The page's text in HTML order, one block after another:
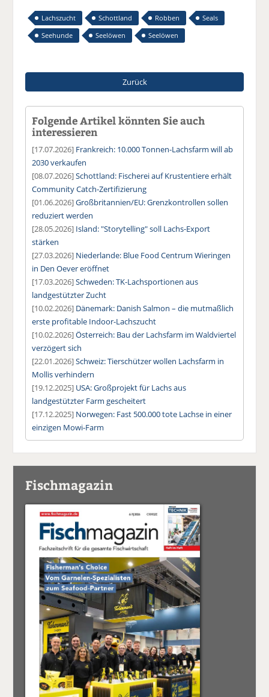
Lachszucht Schottland Robben
Seals
Seehunde
Seelöwen Seelöwen
Zurück
Folgende Artikel könnten Sie auch
interessieren
[17.07.2026] Frankreich: 10.000 Tonnen-Lachsfarm will ab
2030 verkaufen
[08.07.2026]Schottland: Fischerei auf Krustentiere erhält
Community Catch-Zertifizierung
[01.06.2026]Großbritannien/EU: Grenzkontrollen sollen
reduziert werden
[28.05.2026] Island: "Storytelling" soll Lachs-Export
stärken
[27.03.2026] Niederlande: Blue Food Centrum Wieringen
in Den Oever eröffnet
[17.03.2026]Schweden: TK-Lachsportionen aus
landgestützter Zucht
[10.02.2026] Dänemark: Danish Salmon – die mutmaßlich
erste profitable Indoor-Lachszucht
[10.02.2026]Österreich: Bau der Lachsfarm im Waldviertel
verzögert sich
[22.01.2026]Schweiz: Tierschützer wollen Lachsfarm in
Mollis verhindern
[19.12.2025] USA: Großprojekt für Lachs aus
landgestützter Farm gescheitert
[17.12.2025] Norwegen: Fast 500.000 tote Lachse in einer
einzigen Mowi-Farm
Fischmagazin